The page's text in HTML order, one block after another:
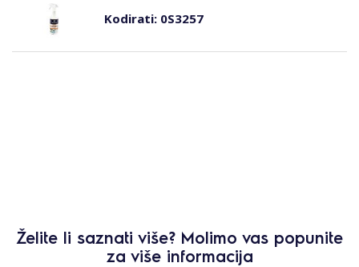
Kodirati:0S3257
Želite li saznati više? Molimo vas popunite
za više informacija